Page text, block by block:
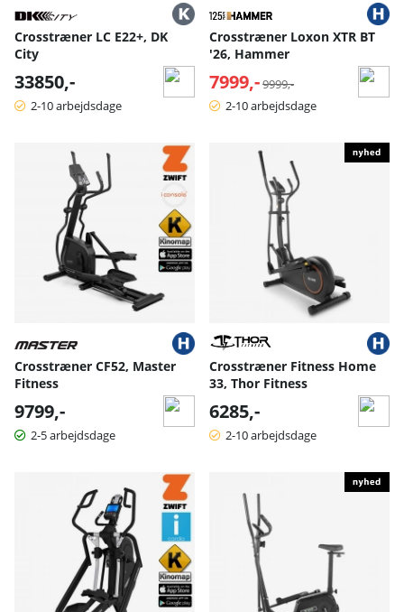
Crosstræner LC E22+, DK
City
33850,-
2-10 arbejdsdage
Crosstræner Loxon XTR BT
'26, Hammer
7999,- Normalpris:
9999,-
2-10 arbejdsdage
Crosstræner CF52, Master
Fitness
9799,-
2-5 arbejdsdage
Crosstræner Fitness Home
33, Thor Fitness
6285,-
2-10 arbejdsdage